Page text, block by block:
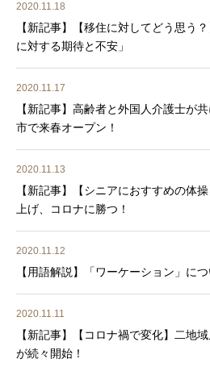
2020.11.18
【新記事】【移住に対してどう思う
に対する期待と不安」
2020.11.17
【新記事】高齢者と外国人介護士が
市で来春オープン！
2020.11.13
【新記事】【シニアにおすすめの体
上げ、コロナに勝つ！
2020.11.12
【用語解説】「ワーケーション」に
2020.11.11
【新記事】【コロナ禍で変化】二地
が続々開始！